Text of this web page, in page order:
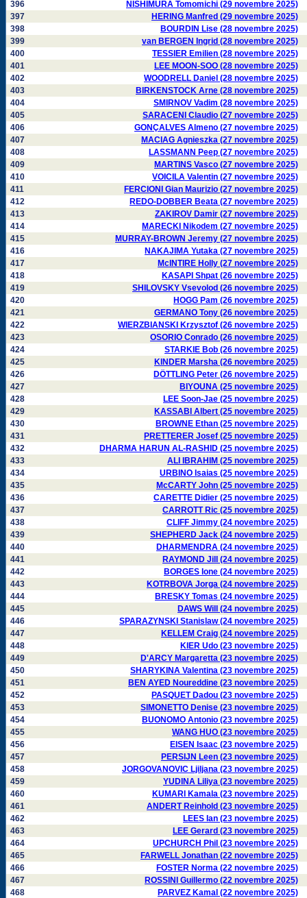
396
NISHIMURA Tomomichi (29 novembre 2025)
397
HERING Manfred (29 novembre 2025)
398
BOURDIN Lise (28 novembre 2025)
399
van BERGEN Ingrid (28 novembre 2025)
400
TESSIER Emilien (28 novembre 2025)
401
LEE MOON-SOO (28 novembre 2025)
402
WOODRELL Daniel (28 novembre 2025)
403
BIRKENSTOCK Arne (28 novembre 2025)
404
SMIRNOV Vadim (28 novembre 2025)
405
SARACENI Claudio (27 novembre 2025)
406
GONÇALVES Almeno (27 novembre 2025)
407
MACIAG Agnieszka (27 novembre 2025)
408
LASSMANN Peep (27 novembre 2025)
409
MARTINS Vasco (27 novembre 2025)
410
VOICILA Valentin (27 novembre 2025)
411
FERCIONI Gian Maurizio (27 novembre 2025)
412
REDO-DOBBER Beata (27 novembre 2025)
413
ZAKIROV Damir (27 novembre 2025)
414
MARECKI Nikodem (27 novembre 2025)
415
MURRAY-BROWN Jeremy (27 novembre 2025)
416
NAKAJIMA Yutaka (27 novembre 2025)
417
McINTIRE Holly (27 novembre 2025)
418
KASAPI Shpat (26 novembre 2025)
419
SHILOVSKY Vsevolod (26 novembre 2025)
420
HOGG Pam (26 novembre 2025)
421
GERMANO Tony (26 novembre 2025)
422
WIERZBIANSKI Krzysztof (26 novembre 2025)
423
OSORIO Conrado (26 novembre 2025)
424
STARKIE Bob (26 novembre 2025)
425
KINDER Marsha (26 novembre 2025)
426
DÖTTLING Peter (26 novembre 2025)
427
BIYOUNA (25 novembre 2025)
428
LEE Soon-Jae (25 novembre 2025)
429
KASSABI Albert (25 novembre 2025)
430
BROWNE Ethan (25 novembre 2025)
431
PRETTERER Josef (25 novembre 2025)
432
DHARMA HARUN AL-RASHID (25 novembre 2025)
433
ALI IBRAHIM (25 novembre 2025)
434
URBINO Isaias (25 novembre 2025)
435
McCARTY John (25 novembre 2025)
436
CARETTE Didier (25 novembre 2025)
437
CARROTT Ric (25 novembre 2025)
438
CLIFF Jimmy (24 novembre 2025)
439
SHEPHERD Jack (24 novembre 2025)
440
DHARMENDRA (24 novembre 2025)
441
RAYMOND Jill (24 novembre 2025)
442
BORGES Ione (24 novembre 2025)
443
KOTRBOVA Jorga (24 novembre 2025)
444
BRESKY Tomas (24 novembre 2025)
445
DAWS Will (24 novembre 2025)
446
SPARAZYNSKI Stanislaw (24 novembre 2025)
447
KELLEM Craig (24 novembre 2025)
448
KIER Udo (23 novembre 2025)
449
D'ARCY Margaretta (23 novembre 2025)
450
SHARYKINA Valentina (23 novembre 2025)
451
BEN AYED Noureddine (23 novembre 2025)
452
PASQUET Dadou (23 novembre 2025)
453
SIMONETTO Denise (23 novembre 2025)
454
BUONOMO Antonio (23 novembre 2025)
455
WANG HUO (23 novembre 2025)
456
EISEN Isaac (23 novembre 2025)
457
PERSIJN Leen (23 novembre 2025)
458
JORGOVANOVIC Ljiljana (23 novembre 2025)
459
YUDINA Liliya (23 novembre 2025)
460
KUMARI Kamala (23 novembre 2025)
461
ANDERT Reinhold (23 novembre 2025)
462
LEES Ian (23 novembre 2025)
463
LEE Gerard (23 novembre 2025)
464
UPCHURCH Phil (23 novembre 2025)
465
FARWELL Jonathan (22 novembre 2025)
466
FOSTER Norma (22 novembre 2025)
467
ROSSINI Guillermo (22 novembre 2025)
468
PARVEZ Kamal (22 novembre 2025)